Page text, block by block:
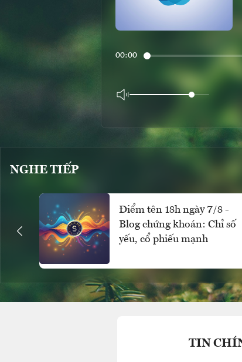
00:00
NGHE TIẾP
Điểm tên 18h ngày 7/8 -
Blog chứng khoán: Chỉ số
yếu, cổ phiếu mạnh
TIN